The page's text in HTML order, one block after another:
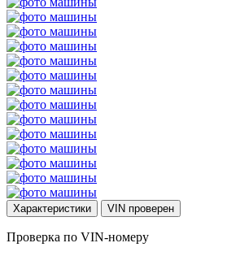
Характеристики VIN проверен
Проверка по VIN-номеру